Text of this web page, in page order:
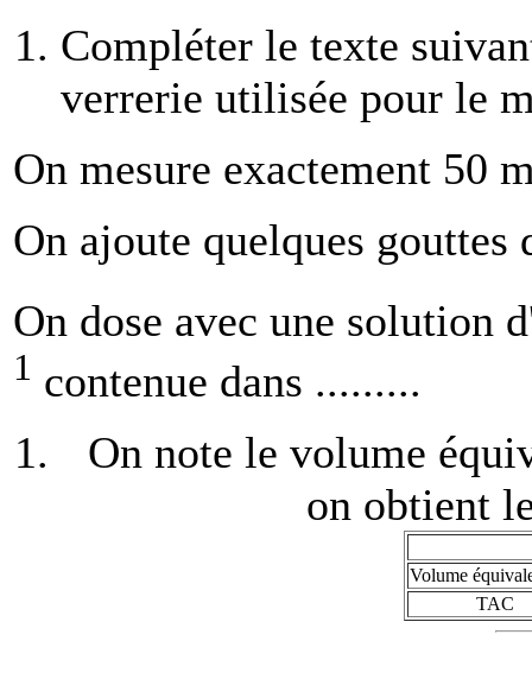
Compléter le texte
verrerie utilisée pour le
On mesure exactement 50
On ajoute quelques gouttes
On dose avec une solution
1 contenue dans .........
On note le volume
on obtient
Volume
TAC